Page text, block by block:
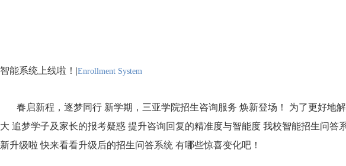
智能系统上线啦！|Enrollment System
春启新程，逐梦同行 新学期，三亚学院招生咨询服务 焕新登场！ 为了更好地
大 追梦学子及家长的报考疑惑 提升咨询回复的精准度与智能度 我校智能招生问答
新升级啦 快来看看升级后的招生问答系统 有哪些惊喜变化吧！